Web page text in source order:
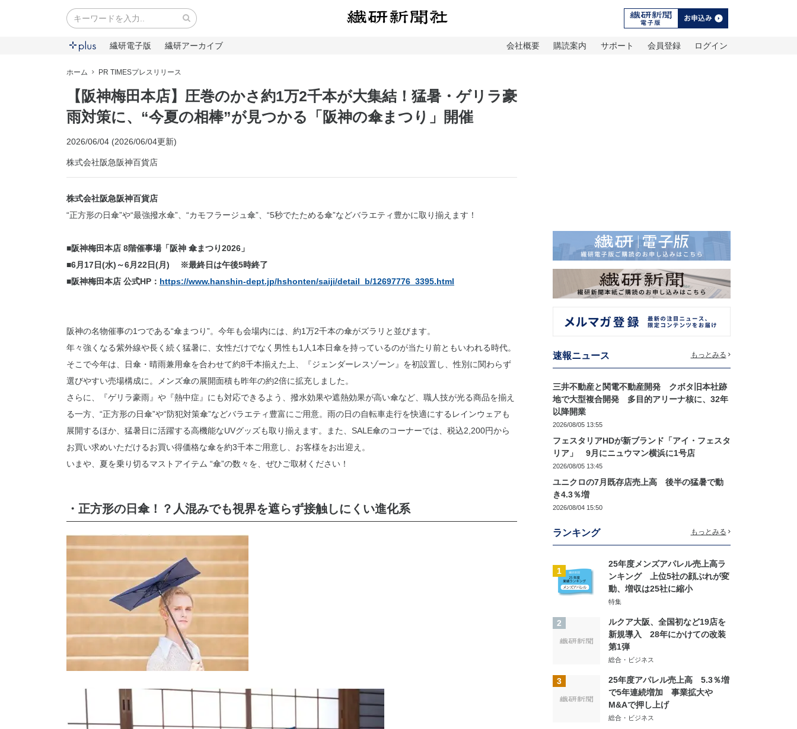
繊研電子版 繊研アーカイブ ログイン
会員登録
サポート
購読案内
会社概要
ホーム PR TIMESプレスリリース
【阪神梅田本店】圧巻のかさ約1万2千本が大集結！猛暑・ゲリラ豪
雨対策に、“今夏の相棒”が見つかる「阪神の傘まつり」開催
2026/06/04 (2026/06/04更新)
株式会社阪急阪神百貨店
株式会社阪急阪神百貨店
“正方形の日傘”や“最強撥水傘”、“カモフラージュ傘”、“5秒でたためる傘”などバラエティ豊かに取り揃えます！
■阪神梅田本店 8階催事場「阪神 傘まつり2026」
■6月17日(水)～6月22日(月) ※最終日は午後5時終了
■阪神梅田本店 公式HP： https://www.hanshin-dept.jp/hshonten/saiji/detail_b/12697776_3395.html
阪神の名物催事の1つである“傘まつり”。今年も会場内には、約1万2千本の傘がズラリと並びます。
年々強くなる紫外線や長く続く猛暑に、女性だけでなく男性も1人1本日傘を持っているのが当たり前ともいわれる時代。
そこで今年は、日傘・晴雨兼用傘を合わせて約8千本揃えた上、『ジェンダーレスゾーン』を初設置し、性別に関わらず
選びやすい売場構成に。メンズ傘の展開面積も昨年の約2倍に拡充しました。
さらに、『ゲリラ豪雨』や『熱中症』にも対応できるよう、撥水効果や遮熱効果が高い傘など、職人技が光る商品を揃え
る一方、“正方形の日傘”や“防犯対策傘”などバラエティ豊富にご用意。雨の日の自転車走行を快適にするレインウェアも
展開するほか、猛暑日に活躍する高機能なUVグッズも取り揃えます。また、SALE傘のコーナーでは、税込2,200円から
お買い求めいただけるお買い得価格な傘を約3千本ご用意し、お客様をお出迎え。
いまや、夏を乗り切るマストアイテム “傘”の数々を、ぜひご取材ください！
・正方形の日傘！？人混みでも視界を遮らず接触しにくい進化系
速報ニュース もっとみる
三井不動産と関電不動産開発 クボタ旧本社跡
地で大型複合開発 多目的アリーナ核に、32年
以降開業
2026/08/05 13:55
フェスタリアHDが新ブランド「アイ・フェスタ
リア」 9月にニュウマン横浜に1号店
2026/08/05 13:45
ユニクロの7月既存店売上高 後半の猛暑で動
き4.3％増
2026/08/04 15:50
ランキング もっとみる
1
25年度メンズアパレル売上高ラ
ンキング 上位5社の顔ぶれが変
動、増収は25社に縮小
特集
2
ルクア大阪、全国初など19店を
新規導入 28年にかけての改装
第1弾
総合・ビジネス
3
25年度アパレル売上高 5.3％増
で5年連続増加 事業拡大や
M&Aで押し上げ
総合・ビジネス